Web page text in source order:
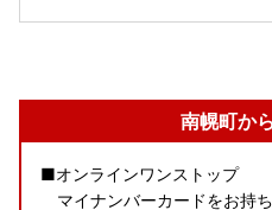
南幌町か
■オンラインワンストップ
マイナンバーカードをお持